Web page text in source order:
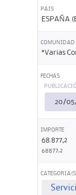
PAIS
ESPAÑA
COMUNIDAD
*Varias
FECHAS
20/
IMPORTE
68.877,2
68877,2